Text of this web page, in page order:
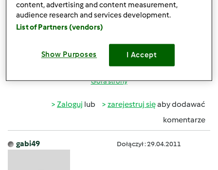
ndz., 09/29/2013 - 18:22
Góra strony
Zaloguj lub zarejestruj sięaby dodawać
komentarze
gabi49 Dołączył : 29.04.2011
content, advertising and content measurement,
audience research and services development.
List of Partners (vendors)
Show Purposes I Accept